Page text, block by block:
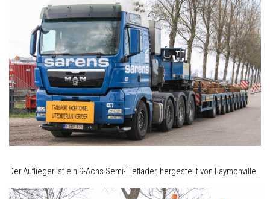
Der Auflieger ist ein 9-Achs Semi-Tieflader, hergestellt von Faymonville.